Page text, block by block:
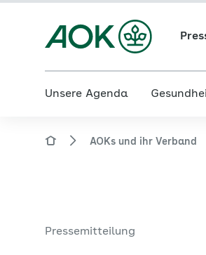
Unsere Agenda
AOKs und ihr Verband
Pressemitteilung